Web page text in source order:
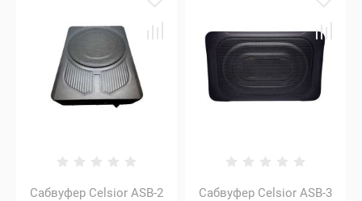
Сабвуфер Celsior ASB-2
Сабвуфер Celsior ASB-3